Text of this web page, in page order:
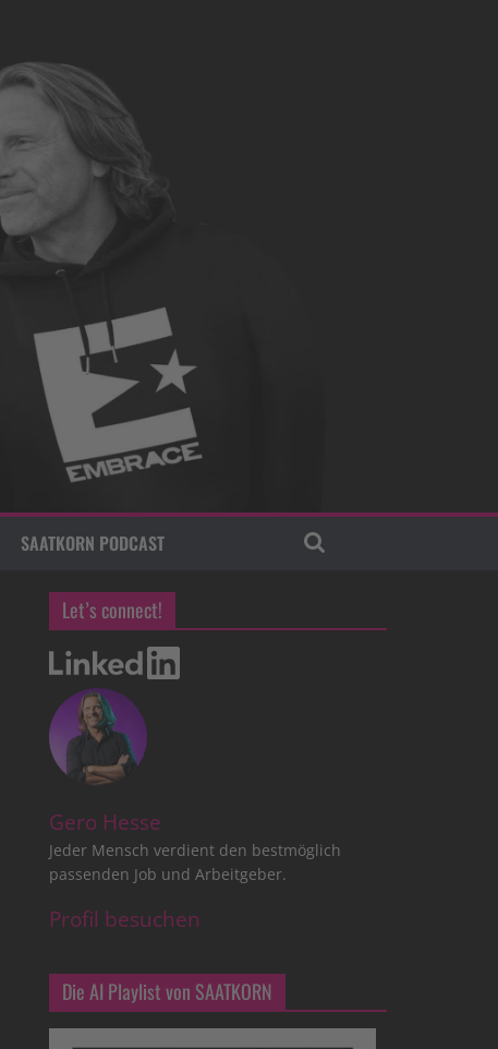
SAATKORN PODCAST
Let’s connect!
Gero Hesse
Jeder Mensch verdient den bestmöglich
passenden Job und Arbeitgeber.
Profil besuchen
Die AI Playlist von SAATKORN